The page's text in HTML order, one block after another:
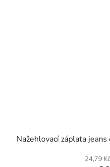
Nažehlovací záplata
24,79